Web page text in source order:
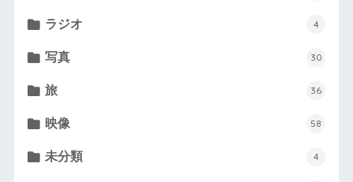
ラジオ 4
写真 30
旅 36
映像 58
未分類 4